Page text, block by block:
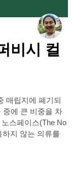
비시 컬
매립지에 폐기되
중에 큰 비중을 차
스페이스(The No
지 않는 의류를